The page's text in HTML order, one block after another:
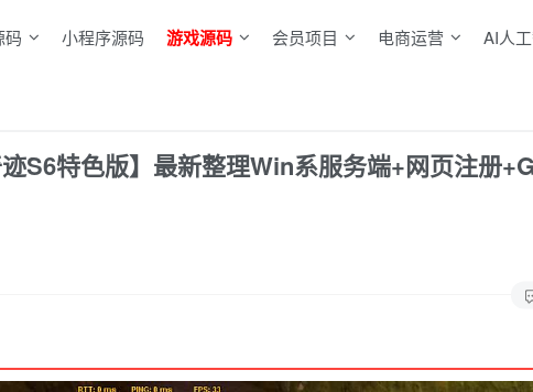
码 小程序源码 游戏源码 会员项目 电商运营 AI人
S6特色版】最新整理Win系服务端+网页注册